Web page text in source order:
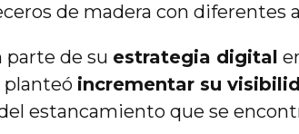
de madera con diferentes
parte de su estrategia digital
planteó incrementar su
estancamiento que se